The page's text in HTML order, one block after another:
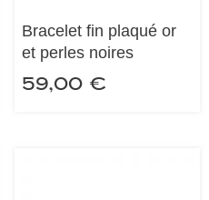
Bracelet fin plaqué or
et perles noires
59,00 €